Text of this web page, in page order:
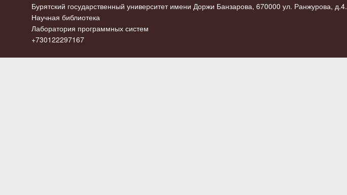
Бурятский государственный университет имени Доржи Банзарова, 670000 ул. Ранжурова, д.4.
Научная библиотека
Лаборатория программных систем
+730122297167